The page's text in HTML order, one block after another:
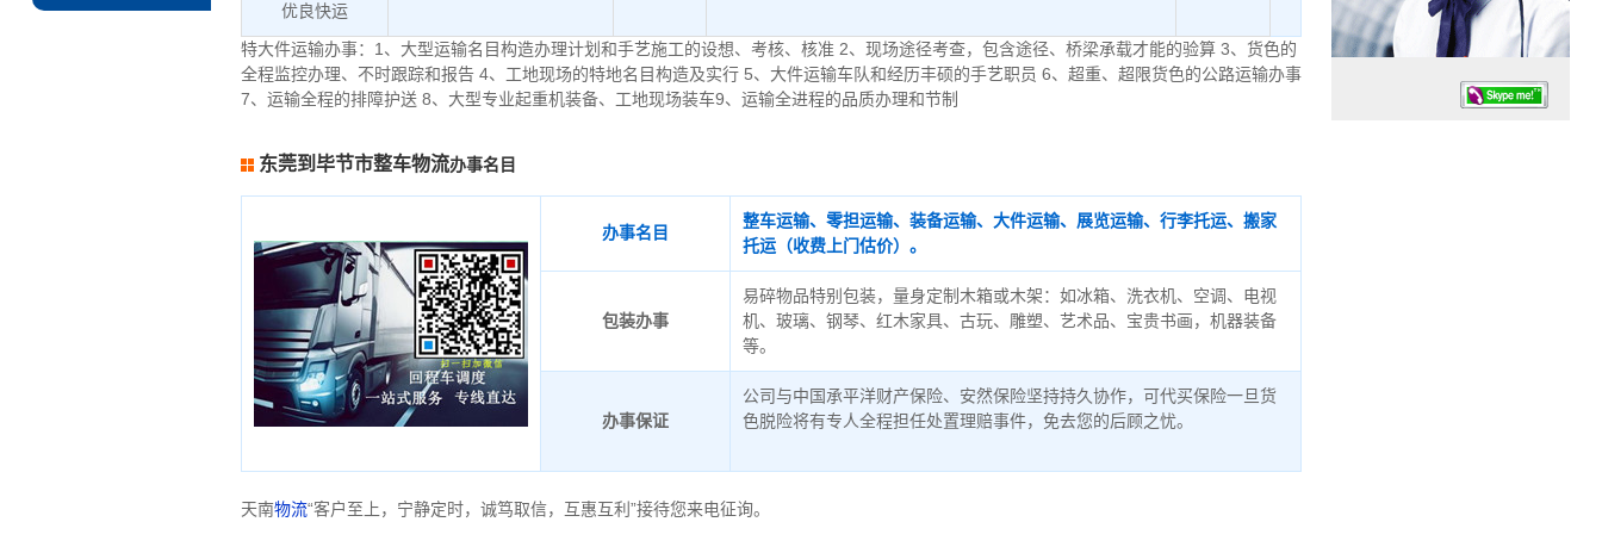
优良快运
特大件运输办事：1、大型运输名目构造办理计划和手艺施工的设想、考核、核准 2、现场途径考查，包含途径、桥梁承载才能的验算 3、货色的
全程监控办理、不时跟踪和报告 4、工地现场的特地名目构造及实行 5、大件运输车队和经历丰硕的手艺职员 6、超重、超限货色的公路运输办事
7、运输全程的排障护送 8、大型专业起重机装备、工地现场装车9、运输全进程的品质办理和节制
东莞到毕节市整车物流办事名目
办事名目
整车运输、零担运输、装备运输、大件运输、展览运输、行李托运、搬家
托运（收费上门估价）。
包装办事
易碎物品特别包装，量身定制木箱或木架：如冰箱、洗衣机、空调、电视
机、玻璃、钢琴、红木家具、古玩、雕塑、艺术品、宝贵书画，机器装备
等。
办事保证
公司与中国承平洋财产保险、安然保险坚持持久协作，可代买保险一旦货
色脱险将有专人全程担任处置理赔事件，免去您的后顾之忧。
天南物流“客户至上，宁静定时，诚笃取信，互惠互利”接待您来电征询。